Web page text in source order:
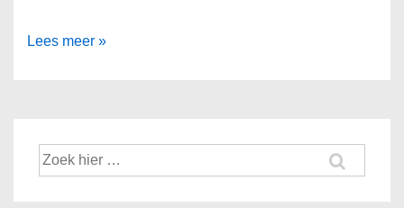
Bungalow.net
korting
Lees meer »
Zoek
naar: